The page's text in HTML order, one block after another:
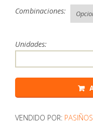
Combinaciones:
Unidades:
VENDIDO POR: PASIÑOS